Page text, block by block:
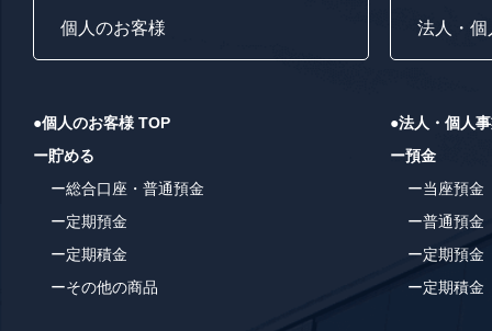
個人のお客様
●個人のお客様 TOP
ー貯める
ー総合口座・普通預金
ー定期預金
ー定期積金
ーその他の商品
法人・
●法人・個人
ー預金
ー当座預金
ー普通預金
ー定期預金
ー定期積金